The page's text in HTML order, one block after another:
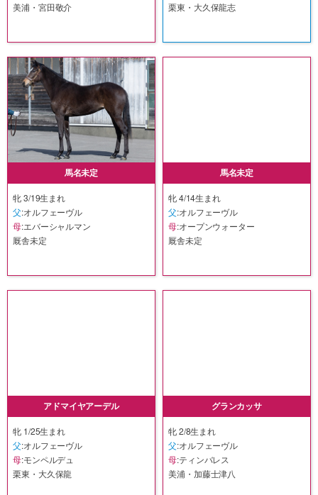
美浦・宮田敬介
栗東・大久保龍志
馬名未定
牝 3/19生まれ
父:オルフェーヴル
母:エバーシャルマン
厩舎未定
馬名未定
牝 4/14生まれ
父:オルフェーヴル
母:オープンウォーター
厩舎未定
アドマイヤアーデル
牝 1/25生まれ
父:オルフェーヴル
母:モンペルデュ
栗東・大久保龍
グランカッサ
牝 2/8生まれ
父:オルフェーヴル
母:ティンバレス
美浦・加藤士津八